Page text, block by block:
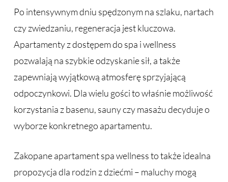
Po intensywnym dniu spędzonym na szlaku, nartach
czy zwiedzaniu, regeneracja jest kluczowa.
Apartamenty z dostępem do spa i wellness
pozwalają na szybkie odzyskanie sił, a także
zapewniają wyjątkową atmosferę sprzyjającą
odpoczynkowi. Dla wielu gości to właśnie możliwość
korzystania z basenu, sauny czy masażu decyduje o
wyborze konkretnego apartamentu.
Zakopane apartament spa wellness to także idealna
propozycja dla rodzin z dziećmi – maluchy mogą